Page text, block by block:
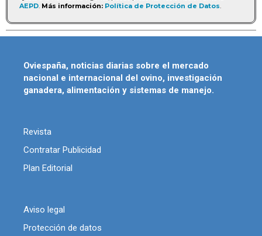
AEPD. Más información: Política de Protección de Datos.
Oviespaña, noticias diarias sobre el mercado
nacional e internacional del ovino, investigación
ganadera, alimentación y sistemas de manejo.
Revista
Contratar Publicidad
Plan Editorial
Aviso legal
Protección de datos